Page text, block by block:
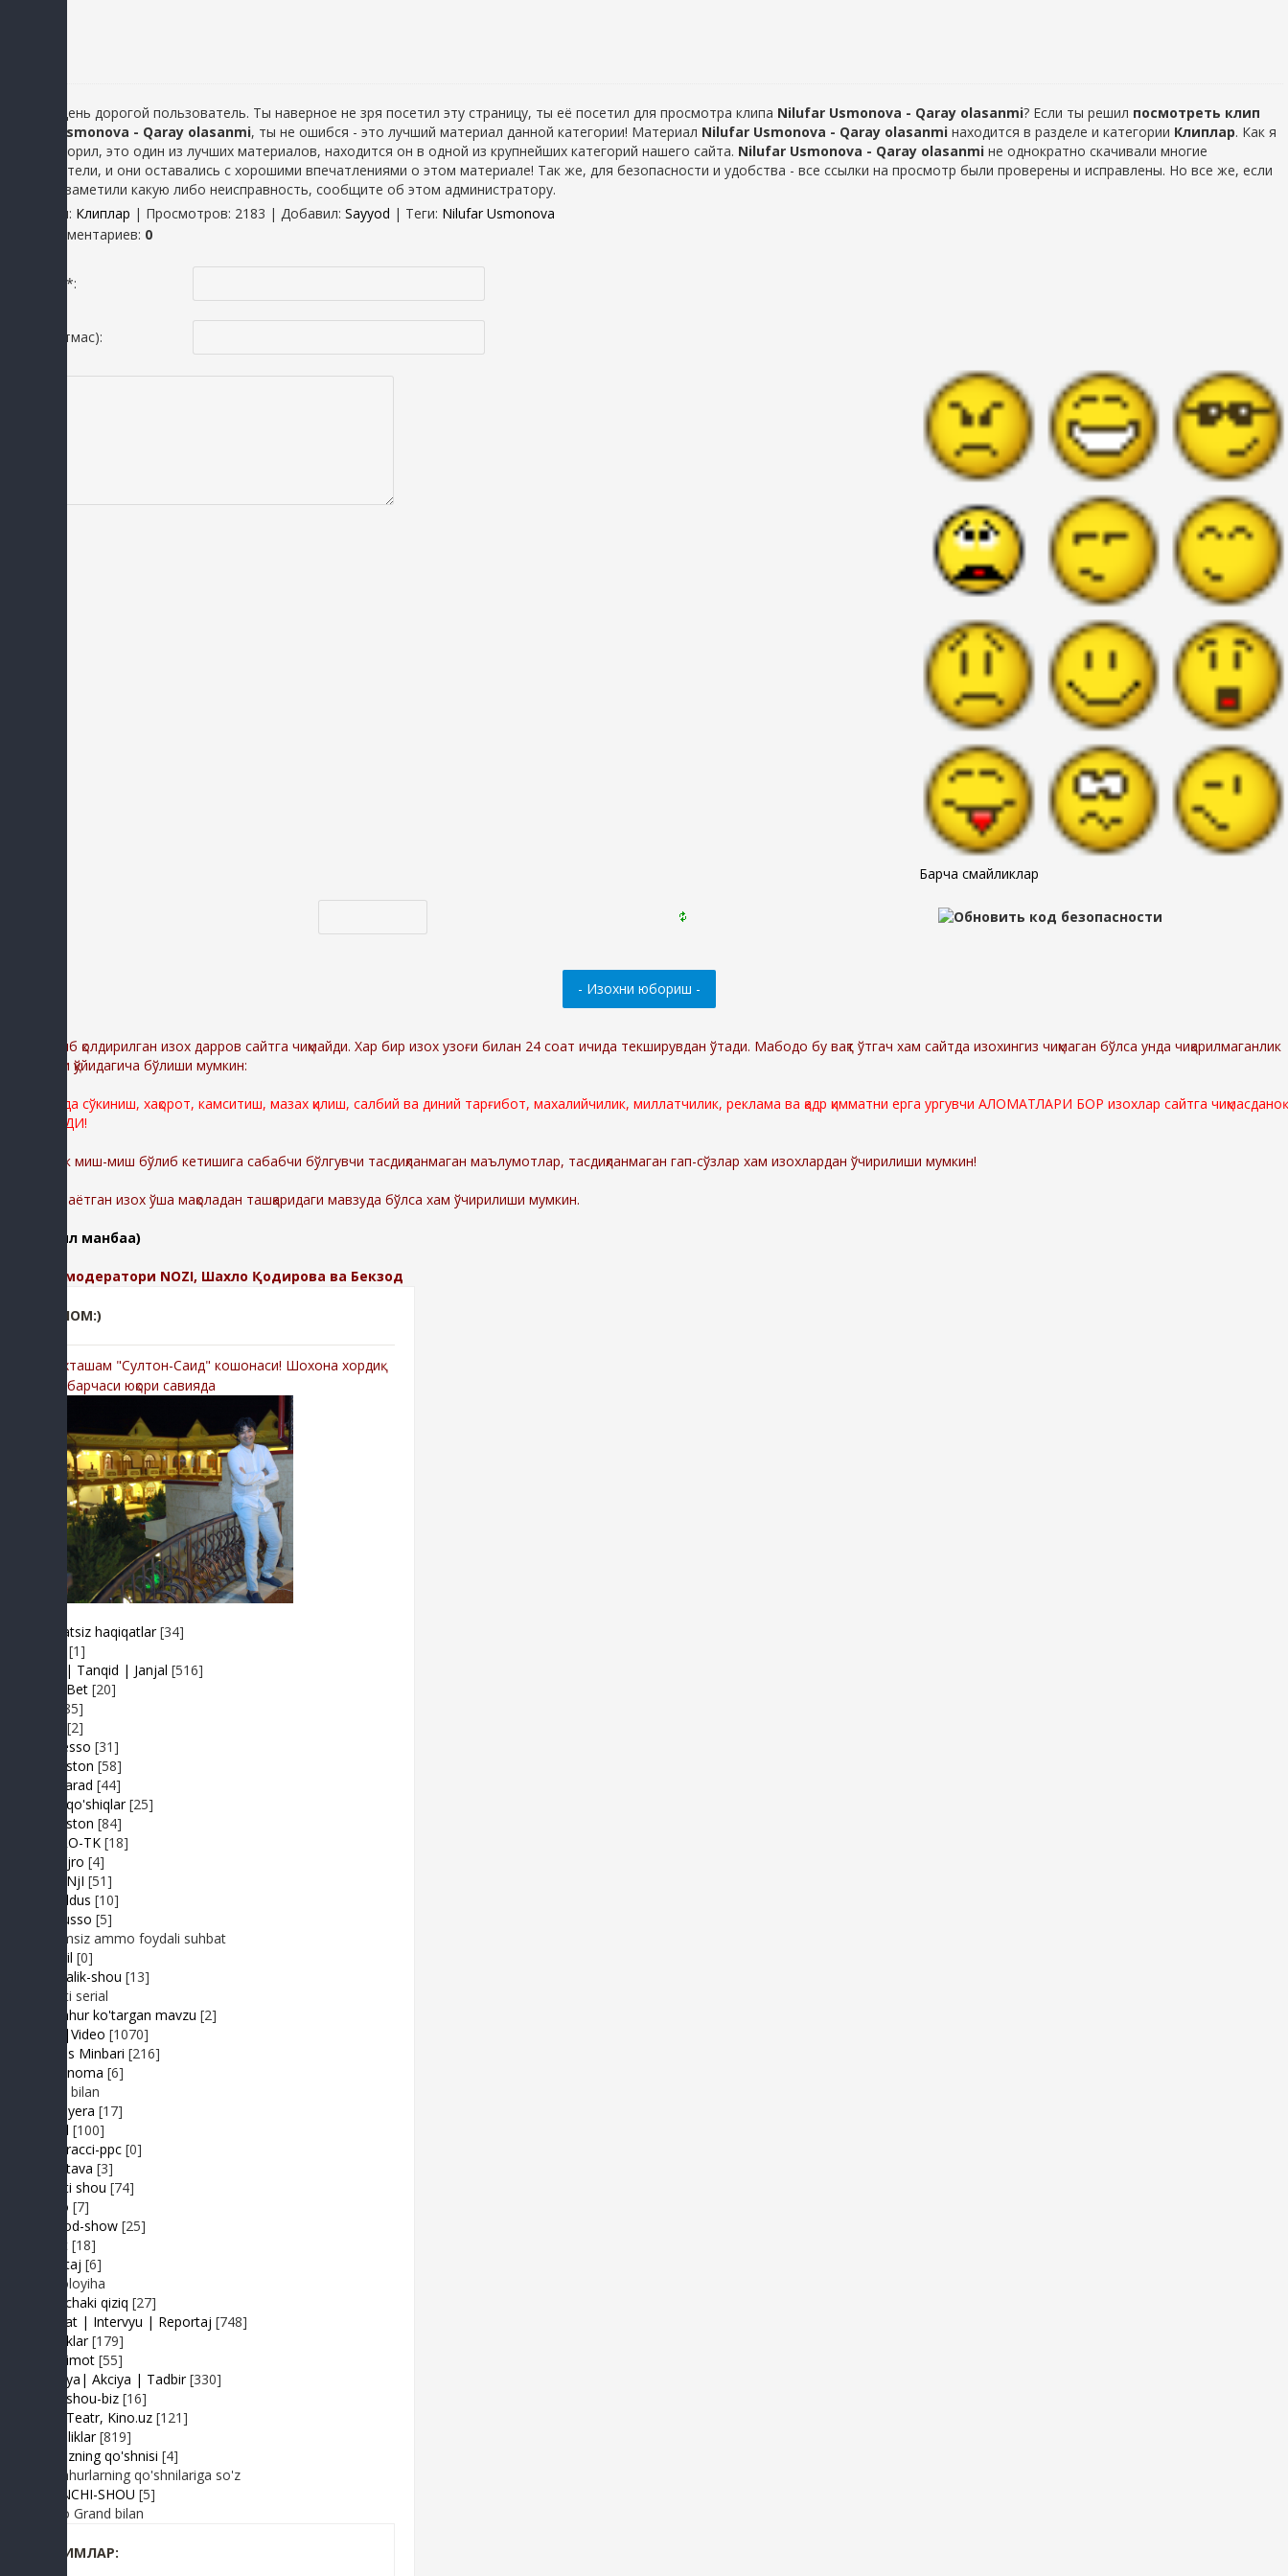
Добрый день дорогой пользователь. Ты наверное не зря посетил эту страницу, ты её посетил для просмотра клипа Nilufar Usmonova - Qaray olasanmi? Если ты решил посмотреть клип
Nilufar Usmonova - Qaray olasanmi, ты не ошибся - это лучший материал данной категории! Материал Nilufar Usmonova - Qaray olasanmi находится в разделе и категории Клиплар. Как я
уже и говорил, это один из лучших материалов, находится он в одной из крупнейших категорий нашего сайта. Nilufar Usmonova - Qaray olasanmi не однократно скачивали многие
пользователи, и они оставались с хорошими впечатлениями о этом материале! Так же, для безопасности и удобства - все ссылки на просмотр были проверены и исправлены. Но все же, если
вдруг вы заметили какую либо неисправность, сообщите об этом администратору.
Категория: Клиплар | Просмотров: 2183 | Добавил: Sayyod | Теги: Nilufar Usmonova
Всего комментариев: 0
Исмингиз *:
Email(шартмас):
Барча смайликлар
Ёзиб қолдирилган изох дарров сайтга чиқмайди. Хар бир изох узоғи билан 24 соат ичида текширувдан ўтади. Мабодо бу вақт ўтгач хам сайтда изохингиз чиқмаган бўлса унда чиқарилмаганлик
сабаблари қўйидагича бўлиши мумкин:
Сайтимизда сўкиниш, хақорот, камситиш, мазах қилиш, салбий ва диний тарғибот, махалийчилик, миллатчилик, реклама ва қадр қимматни ерга ургувчи АЛОМАТЛАРИ БОР изохлар сайтга чиқмасданоқ
ЎЧИРИЛАДИ!
Шунингдек миш-миш бўлиб кетишига сабабчи бўлгувчи тасдиқланмаган маълумотлар, тасдиқланмаган гап-сўзлар хам изохлардан ўчирилиши мумкин!
-Қолдирилаётган изох ўша мақоладан ташқаридаги мавзуда бўлса хам ўчирилиши мумкин.
(батафсил манбаа)
Изохлар модератори NOZI, Шахло Қодирова ва Бекзод
РЕКЛОМ:)
-Мухташам "Султон-Саид" кошонаси! Шохона хордиқ
учун барчаси юқори савияда
Adolatsiz haqiqatlar [34]
[1]
Baxs| Tanqid | Janjal [516]
BeshBet [20]
[85]
[2]
Expresso [31]
FIKRiston [58]
Hit-Parad [44]
Ijara qo'shiqlar [25]
IJODiston [84]
IMPRO-TK [18]
Jonli ijro [4]
JuMaNjI [51]
JurYuldus [10]
Kaktusso [5]
Yoqimsiz ammo foydali suhbat
Kongil [0]
Kundalik-shou [13]
Realiti serial
Mashhur ko'targan mavzu [2]
MP3|Video [1070]
Muhlis Minbari [216]
Ovoznoma [6]
Luiza bilan
Premyera [17]
Prikol [100]
Paparacci-ppc [0]
Podstava [3]
Realiti shou [74]
Retro [7]
Sayyod-show [25]
Sport [18]
Shantaj [6]
Videoloyiha
Shunchaki qiziq [27]
Suhbat | Intervyu | Reportaj [748]
Tabriklar [179]
Taqdimot [55]
Hayriya| Akciya | Tadbir [330]
Turk shou-biz [16]
TV | Teatr, Kino.uz [121]
Yangiliklar [819]
Yulduzning qo'shnisi [4]
Mashhurlarning qo'shnilariga so'z
BIRINCHI-SHOU [5]
Radio Grand bilan
КИМЛАР: